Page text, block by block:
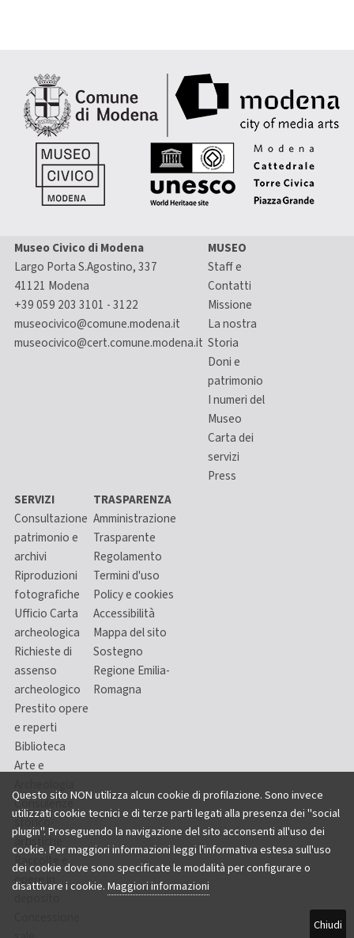
Questo sito NON utilizza alcun cookie di profilazione. Sono invece
utilizzati cookie tecnici e di terze parti legati alla presenza dei "social
plugin". Proseguendo la navigazione del sito acconsenti all'uso dei
cookie. Per maggiori informazioni leggi l'informativa estesa sull'uso
dei cookie dove sono specificate le modalità per configurare o
disattivare i cookie.Maggiori informazioni
Chiudi
Museo Civico di Modena
Largo Porta S.Agostino, 337
41121 Modena
+39 059 203 3101 - 3122
museocivico@comune.modena.it
museocivico@cert.comune.modena.it
MUSEO
Staff e
Contatti
Missione
La nostra
Storia
Doni e
patrimonio
I numeri del
Museo
Carta dei
servizi
Press
SERVIZI
Consultazione
patrimonio e
archivi
Riproduzioni
fotografiche
Ufficio Carta
archeologica
Richieste di
assenso
archeologico
Prestito opere
e reperti
Biblioteca
Arte e
Consulenze
storico-
artistiche
Raccolte e
opere in
TRASPARENZA
Amministrazione
Trasparente
Regolamento
Termini d'uso
Policy e cookies
Accessibilità
Mappa del sito
Sostegno
Regione Emilia-
Romagna